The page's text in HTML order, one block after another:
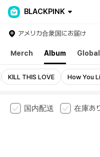
BLACKPINK
アメリカ合衆国にお届け
Merch Album
KILL THIS LOVE How You
国内配送 在庫あ